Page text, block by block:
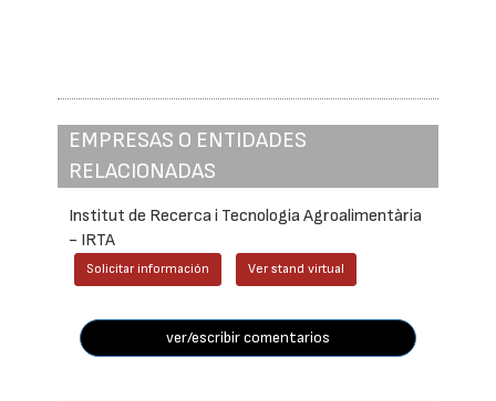
EMPRESAS O ENTIDADES
RELACIONADAS
Institut de Recerca i Tecnologia Agroalimentària
- IRTA
Solicitar información Ver stand virtual
ver/escribir comentarios